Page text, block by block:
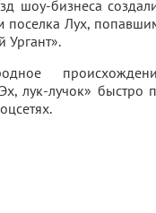
шоу-бизнеса
поселка Лух,
Ургант».
лук-лучок» быстро